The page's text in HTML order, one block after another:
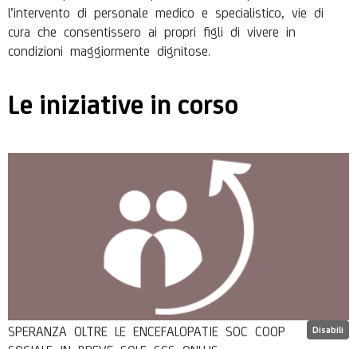
l’intervento di personale medico e specialistico, vie di
cura che consentissero ai propri figli di vivere in
condizioni maggiormente dignitose.
Le iniziative in corso
SPERANZA OLTRE LE ENCEFALOPATIE SOC COOP
Disabili